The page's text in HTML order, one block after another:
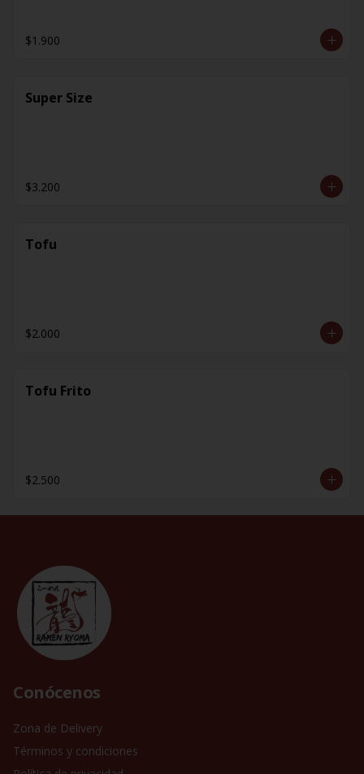
$1.900
Super Size
$3.200
Tofu
$2.000
Tofu Frito
$2.500
Conócenos
Zona de Delivery
Términos y condiciones